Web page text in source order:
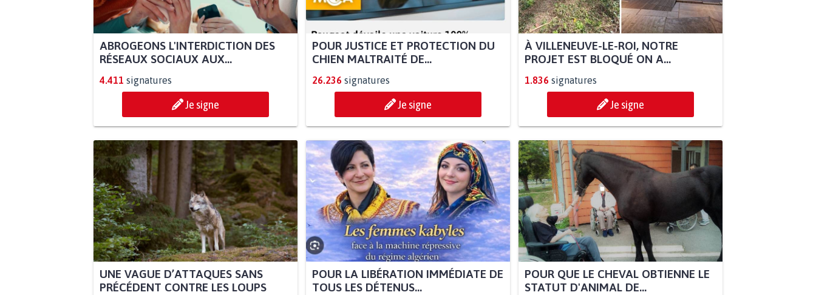
ABROGEONS L'INTERDICTION DES
RÉSEAUX SOCIAUX AUX...
4.411 signatures
Je signe
POUR JUSTICE ET PROTECTION DU
CHIEN MALTRAITÉ DE...
26.236 signatures
Je signe
À VILLENEUVE-LE-ROI, NOTRE
PROJET EST BLOQUÉ ON A...
1.836 signatures
Je signe
UNE VAGUE D’ATTAQUES SANS
PRÉCÉDENT CONTRE LES LOUPS
POUR LA LIBÉRATION IMMÉDIATE DE
TOUS LES DÉTENUS...
POUR QUE LE CHEVAL OBTIENNE LE
STATUT D'ANIMAL DE...